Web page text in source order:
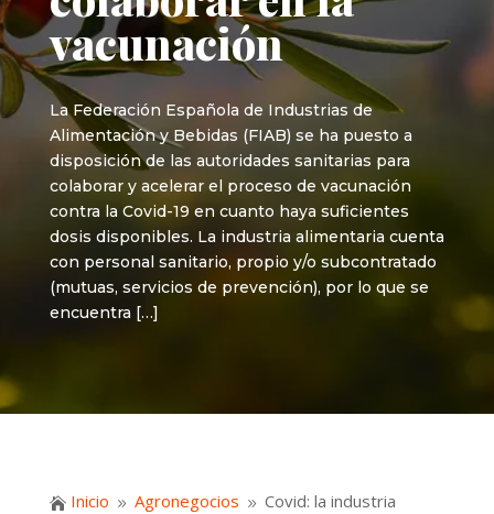
vacunación
La Federación Española de Industrias de
Alimentación y Bebidas (FIAB) se ha puesto a
disposición de las autoridades sanitarias para
colaborar y acelerar el proceso de vacunación
contra la Covid-19 en cuanto haya suficientes
dosis disponibles. La industria alimentaria cuenta
con personal sanitario, propio y/o subcontratado
(mutuas, servicios de prevención), por lo que se
encuentra […]
 Inicio 9 Agronegocios 9 Covid: la industria